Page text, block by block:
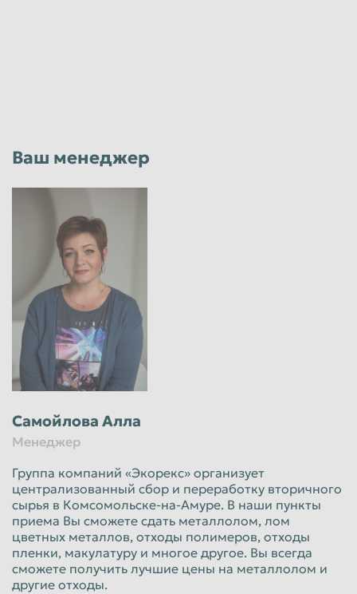
Ваш менеджер
Самойлова Алла
Менеджер
Группа компаний «Экорекс» организует
централизованный сбор и переработку вторичного
сырья в Комсомольске-на-Амуре. В наши пункты
приема Вы сможете сдать металлолом, лом
цветных металлов, отходы полимеров, отходы
пленки, макулатуру и многое другое. Вы всегда
сможете получить лучшие цены на металлолом и
другие отходы.